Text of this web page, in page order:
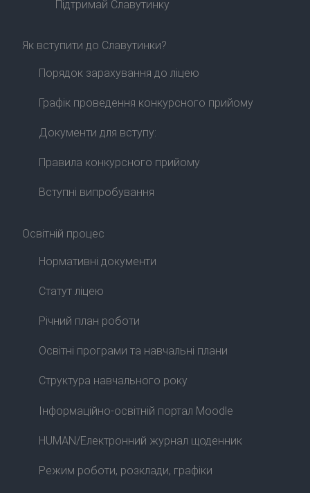
Підтримай Славутинку
Як вступити до Славутинки?
Порядок зарахування до ліцею
Графік проведення конкурсного прийому
Документи для вступу:
Правила конкурсного прийому
Вступні випробування
Освітній процес
Нормативні документи
Статут ліцею
Річний план роботи
Освітні програми та навчальні плани
Структура навчального року
Інформаційно-освітній портал Moodle
HUMAN/Електронний журнал щоденник
Режим роботи, розклади, графіки